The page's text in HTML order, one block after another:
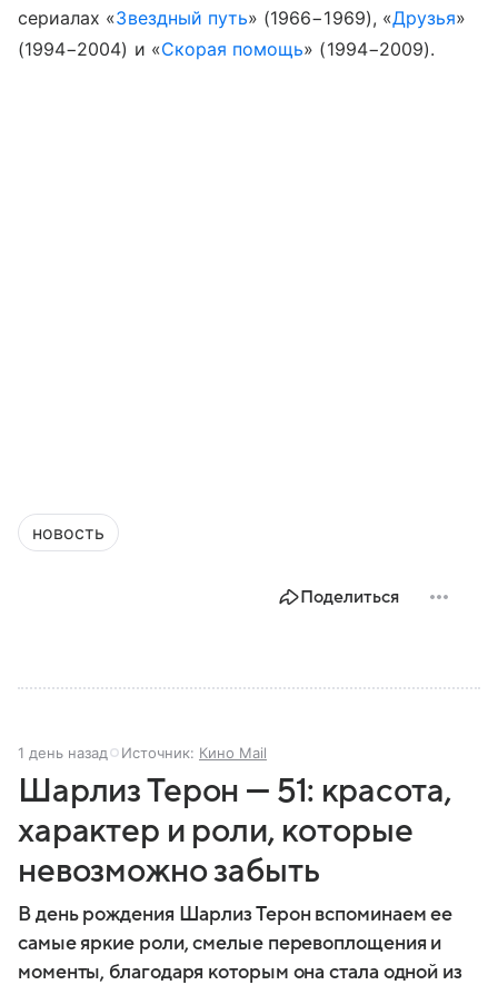
сериалах «Звездный путь» (1966−1969), «Друзья»
(1994−2004) и «Скорая помощь» (1994−2009).
новость
Поделиться
1 день назад Источник: Кино Mail
Шарлиз Терон — 51: красота,
характер и роли, которые
невозможно забыть
В день рождения Шарлиз Терон вспоминаем ее
самые яркие роли, смелые перевоплощения и
моменты, благодаря которым она стала одной из